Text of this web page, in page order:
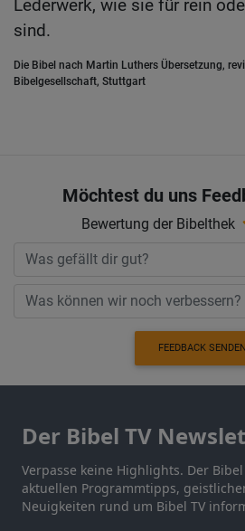
Lederwerk, wie sie für rein
sind.
Die Bibel nach Martin Luthers Übersetzung,
Bibelgesellschaft, Stuttgart
Möchtest du uns
Bewertung der Bibelthek
FEEDBACK SENDEN
Der Bibel TV
Verpasse keine Highlights. Der
aktuellen Programmtipps,
Neuigkeiten rund um Bibel TV